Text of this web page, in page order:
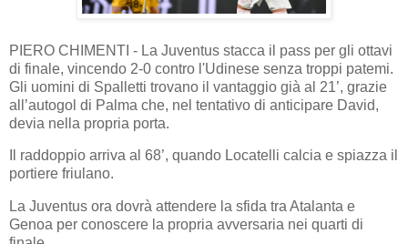
PIERO CHIMENTI - La Juventus stacca il pass per gli ottavi
di finale, vincendo 2-0 contro l'Udinese senza troppi patemi.
Gli uomini di Spalletti trovano il vantaggio già al 21’, grazie
all’autogol di Palma che, nel tentativo di anticipare David,
devia nella propria porta.
Il raddoppio arriva al 68’, quando Locatelli calcia e spiazza il
portiere friulano.
La Juventus ora dovrà attendere la sfida tra Atalanta e
Genoa per conoscere la propria avversaria nei quarti di